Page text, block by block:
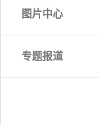
图片中心
专题报道